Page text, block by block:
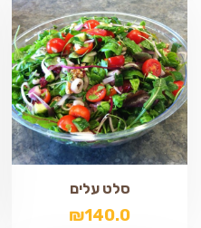
סלט עלים
₪140.0